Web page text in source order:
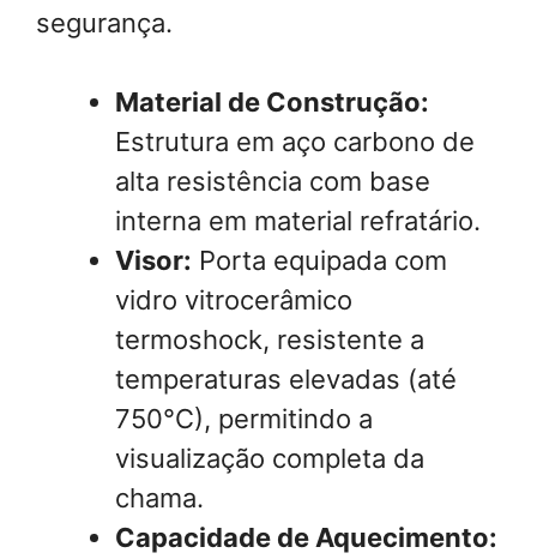
segurança.
Material de Construção:
Estrutura em aço carbono de
alta resistência com base
interna em material refratário.
Visor: Porta equipada com
vidro vitrocerâmico
termoshock, resistente a
temperaturas elevadas (até
750°C), permitindo a
visualização completa da
chama.
Capacidade de Aquecimento: